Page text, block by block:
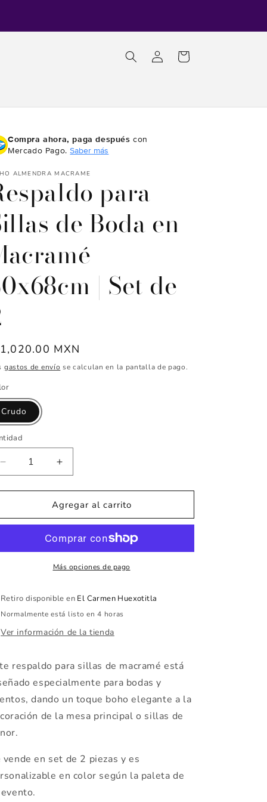
Iniciar
sesión
Carrito
Compra ahora, paga después con
Mercado Pago.Saber más
ALMENDRA MACRAME
para
de Boda en
| Set de
MXN
gastos de envío se calculan en la pantalla de pago.
Crudo
Reducir
cantidad
para
para
Boda
30x68cm
|
Set
de
Aumentar
cantidad
para
Respaldo
para
de
Boda
en
30x68cm
|
Set
de
Agregar al carrito
Más opciones de pago
Retiro disponible en El Carmen Huexotitla
Normalmente está listo en 4 horas
Ver información de la tienda
respaldo para sillas de macramé está
especialmente para bodas y
dando un toque boho elegante a la
de la mesa principal o sillas de
vende en set de 2 piezas y es
en color según la paleta de